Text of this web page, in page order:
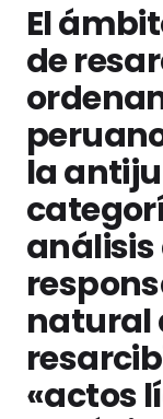
El
de
la
análisis
natural
«actos